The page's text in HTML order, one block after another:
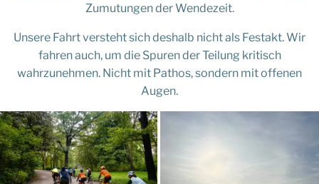
Zumutungen der Wendezeit.
Unsere Fahrt versteht sich deshalb nicht als Festakt. Wir
fahren auch, um die Spuren der Teilung kritisch
wahrzunehmen. Nicht mit Pathos, sondern mit offenen
Augen.